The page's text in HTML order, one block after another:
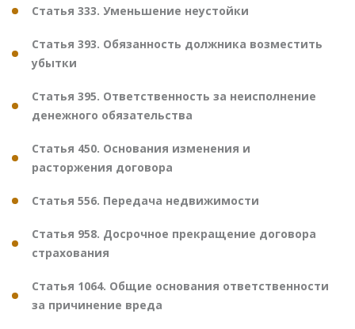
Статья 333. Уменьшение неустойки
Статья 393. Обязанность должника возместить
убытки
Статья 395. Ответственность за неисполнение
денежного обязательства
Статья 450. Основания изменения и
расторжения договора
Статья 556. Передача недвижимости
Статья 958. Досрочное прекращение договора
страхования
Статья 1064. Общие основания ответственности
за причинение вреда